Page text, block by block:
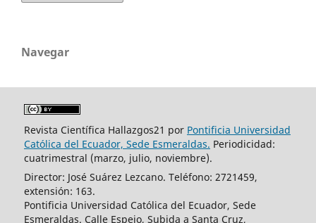
Navegar
Revista Científica Hallazgos21 por Pontificia Universidad
Católica del Ecuador, Sede Esmeraldas. Periodicidad:
cuatrimestral (marzo, julio, noviembre).
Director: José Suárez Lezcano. Teléfono: 2721459,
extensión: 163.
Pontificia Universidad Católica del Ecuador, Sede
Esmeraldas. Calle Espejo, Subida a Santa Cruz,